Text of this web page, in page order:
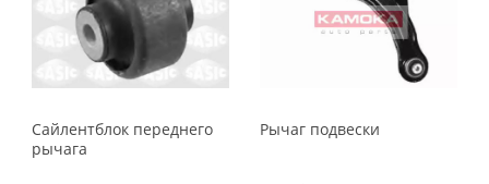
Сайлентблок переднего
рычага
Рычаг подвески